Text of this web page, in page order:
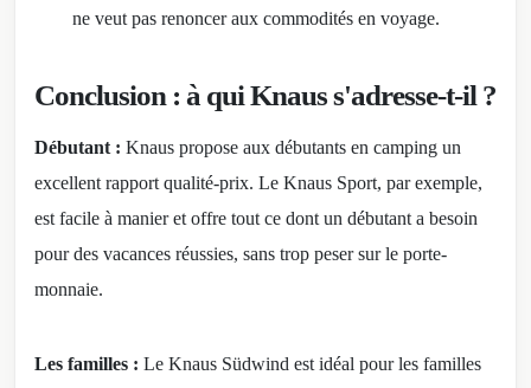
ne veut pas renoncer aux commodités en voyage.
Conclusion : à qui Knaus s'adresse-t-il ?
Débutant : Knaus propose aux débutants en camping un
excellent rapport qualité-prix. Le Knaus Sport, par exemple,
est facile à manier et offre tout ce dont un débutant a besoin
pour des vacances réussies, sans trop peser sur le porte-
monnaie.
Les familles : Le Knaus Südwind est idéal pour les familles